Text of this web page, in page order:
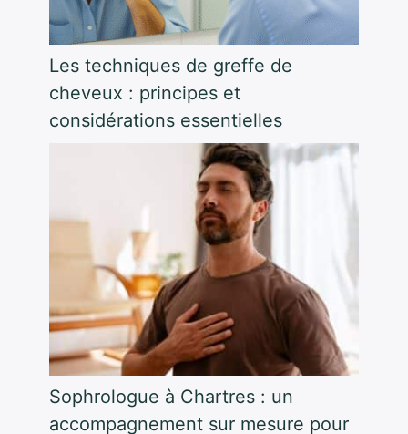
Les techniques de greffe de
cheveux : principes et
considérations essentielles
Sophrologue à Chartres : un
accompagnement sur mesure pour